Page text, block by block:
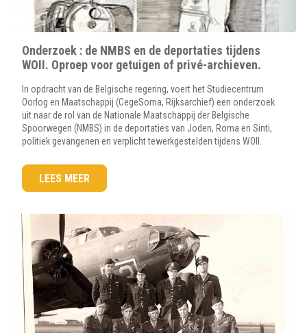
Onderzoek : de NMBS en de deportaties tijdens
WOII. Oproep voor getuigen of privé-archieven.
In opdracht van de Belgische regering, voert het Studiecentrum
Oorlog en Maatschappij (CegeSoma, Rijksarchief) een onderzoek
uit naar de rol van de Nationale Maatschappij der Belgische
Spoorwegen (NMBS) in de deportaties van Joden, Roma en Sinti,
politiek gevangenen en verplicht tewerkgestelden tijdens WOII.
LEES MEER